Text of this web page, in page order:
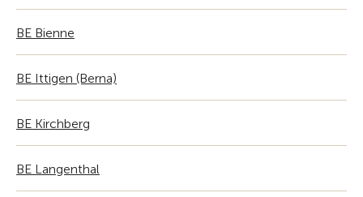
BE Bienne
BE Ittigen (Berna)
BE Kirchberg
BE Langenthal